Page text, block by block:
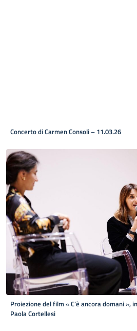
Concerto di Carmen Consoli – 11.03.26
Proiezione del film « C’è ancora domani »,
Paola Cortellesi